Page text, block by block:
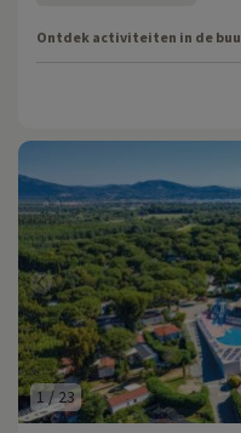
Ontdek activiteiten in de
1 /23